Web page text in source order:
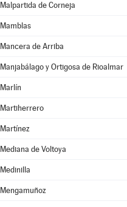
Malpartida de Corneja
Mamblas
Mancera de Arriba
Manjabálago y Ortigosa de Rioalmar
Marlín
Martiherrero
Martínez
Mediana de Voltoya
Medinilla
Mengamuñoz